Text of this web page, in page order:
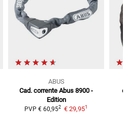
ABUS
Cad. corrente Abus 8900 -
Edition
PVP € 60,952 € 29,951